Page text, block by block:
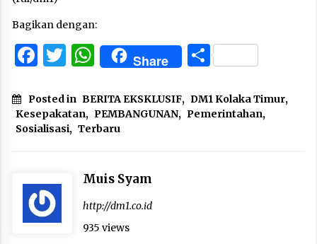
Bagikan dengan:
Facebook
Twitter
WhatsApp
Share Share
Posted in BERITA EKSKLUSIF, DM1 Kolaka Timur,
Kesepakatan, PEMBANGUNAN, Pemerintahan,
Sosialisasi, Terbaru
Muis Syam
http://dm1.co.id
935 views